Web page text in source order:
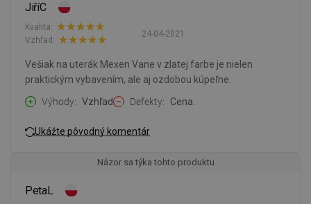
JiříC
24-04-2021
Kvalita:
Vzhľad:
Vešiak na uterák Mexen Vane v zlatej farbe je nielen
praktickým vybavením, ale aj ozdobou kúpeľne.
Výhody
Vzhľad Defekty Cena.
Ukážte pôvodný komentár
Názor sa týka tohto produktu
PetaL